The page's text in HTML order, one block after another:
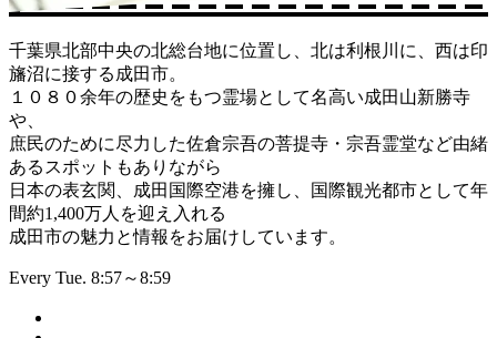
千葉県北部中央の北総台地に位置し、北は利根川に、西は印
旛沼に接する成田市。
１０８０余年の歴史をもつ霊場として名高い成田山新勝寺
や、
庶民のために尽力した佐倉宗吾の菩提寺・宗吾霊堂など由緒
あるスポットもありながら
日本の表玄関、成田国際空港を擁し、国際観光都市として年
間約1,400万人を迎え入れる
成田市の魅力と情報をお届けしています。
Every Tue. 8:57～8:59